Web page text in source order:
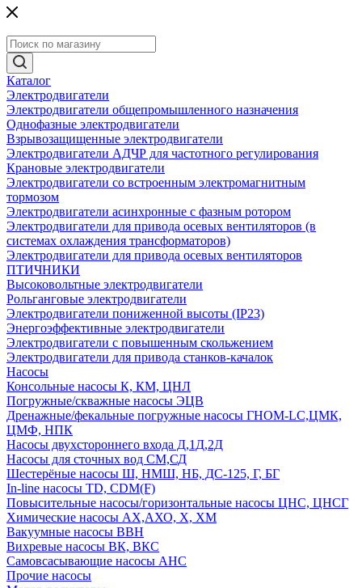
Каталог
Электродвигатели
Электродвигатели общепромышленного назначения
Однофазные электродвигатели
Взрывозащищенные электродвигатели
Электродвигатели АДЧР для частотного регулирования
Крановые электродвигатели
Электродвигатели со встроенным электромагнитным
тормозом
Электродвигатели асинхронные с фазным ротором
Электродвигатели для привода осевых вентиляторов (в
системах охлаждения трансформаторов)
Электродвигатели для привода осевых вентиляторов
ПТИЧНИКИ
Высоковольтные электродвигатели
Рольганговые электродвигатели
Электродвигатели пониженной высоты (IP23)
Энергоэффективные электродвигатели
Электродвигатели с повышенным скольжением
Электродвигатели для привода станков-качалок
Насосы
Консольные насосы К, КМ, ЦНЛ
Погружные/скважные насосы ЭЦВ
Дренажные/фекальные погружные насосы ГНОМ-LC,ЦМК,
ЦМФ, НПК
Насосы двухстороннего входа Д,1Д,2Д
Насосы для сточных вод СМ,СД
Шестерёные насосы Ш, НМШ, НБ, ДС-125, Г, БГ
In-line насосы TD, CDM(F)
Повысительные насосы/горизонтальные насосы ЦНС, ЦНСГ
Химические насосы АХ,АХО, Х, ХМ
Вакуумные насосы ВВН
Вихревые насосы ВК, ВКС
Самовсасывающие насосы АНС
Прочие насосы